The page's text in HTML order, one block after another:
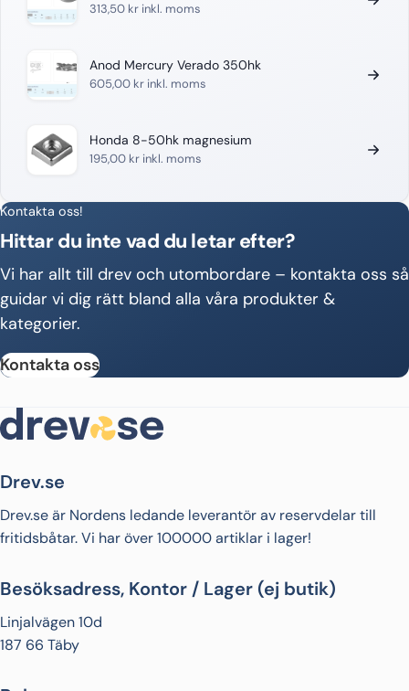
313,50 kr inkl. moms
Anod Mercury Verado 350hk
605,00 kr inkl. moms
Honda 8-50hk magnesium
195,00 kr inkl. moms
Kontakta oss!
Hittar du inte vad du letar efter?
Vi har allt till drev och utombordare – kontakta oss så
guidar vi dig rätt bland alla våra produkter &
kategorier.
Kontakta oss
Drev.se
Drev.se är Nordens ledande leverantör av reservdelar till
fritidsbåtar. Vi har över 100000 artiklar i lager!
Besöksadress, Kontor / Lager (ej butik)
Linjalvägen 10d
187 66 Täby